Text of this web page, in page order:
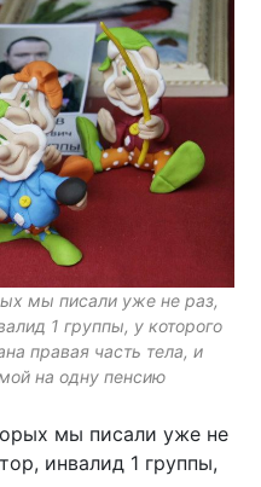
мы писали уже не раз,
1 группы, у которого
правая часть тела, и
на одну пенсию
мы писали уже не
инвалид 1 группы,